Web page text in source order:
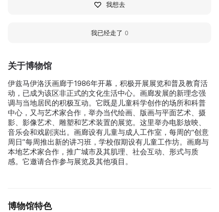
关于博物馆
伊兹马伊洛沃画廊于1986年开幕，积极开展展览和普及教育活
动，已成为该区非正式的文化生活中心。画廊发展的新理念强
调与当地居民的积极互动。它既是儿童科学创作的场所和科普
中心，又与艺术家合作，举办当代绘画、版画与平面艺术、摄
影、影像艺术、雕塑和艺术装置的展览。这里举办电影放映、
音乐会和戏剧演出。画廊设有儿童与成人工作室，每周的“创意
周日”每周推出新的讲习班，学校假期设有儿童工作坊。画廊与
本地艺术家合作，推广城市及其肌理、社会互动、形式与质
感。它邀请合作参与展览及其他项目。
博物馆特色
我想去
我已经走了 0